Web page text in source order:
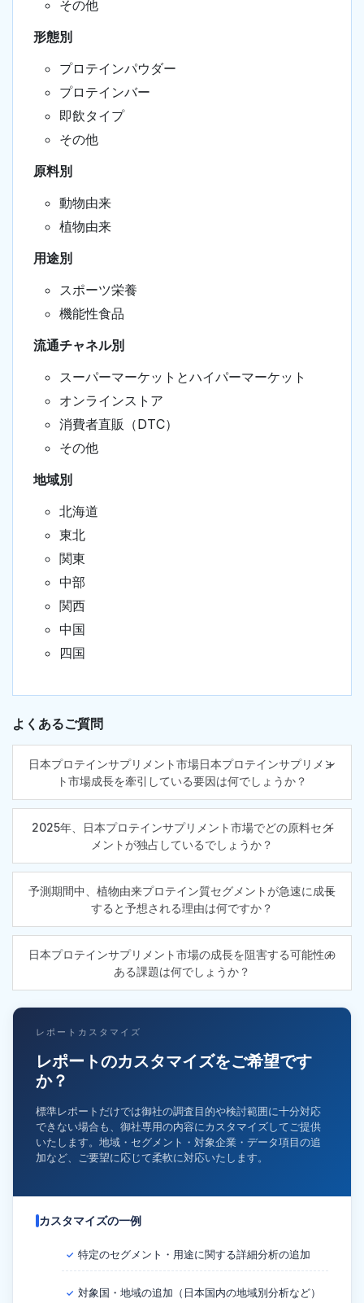
その他
形態別
プロテインパウダー
プロテインバー
即飲タイプ
その他
原料別
動物由来
植物由来
用途別
スポーツ栄養
機能性食品
流通チャネル別
スーパーマーケットとハイパーマーケット
オンラインストア
消費者直販（DTC）
その他
地域別
北海道
東北
関東
中部
関西
中国
四国
よくあるご質問
日本プロテインサプリメント市場日本プロテインサプリメン
ト市場成長を牽引している要因は何でしょうか？
2025年、日本プロテインサプリメント市場でどの原料セグ
メントが独占しているでしょうか？
予測期間中、植物由来プロテイン質セグメントが急速に成長
すると予想される理由は何ですか？
日本プロテインサプリメント市場の成長を阻害する可能性の
ある課題は何でしょうか？
レポートカスタマイズ
レポートのカスタマイズをご希望です
か？
標準レポートだけでは御社の調査目的や検討範囲に十分対応
できない場合も、御社専用の内容にカスタマイズしてご提供
いたします。地域・セグメント・対象企業・データ項目の追
加など、ご要望に応じて柔軟に対応いたします。
カスタマイズの一例
✓ 特定のセグメント・用途に関する詳細分析の追加
✓ 対象国・地域の追加（日本国内の地域別分析など）